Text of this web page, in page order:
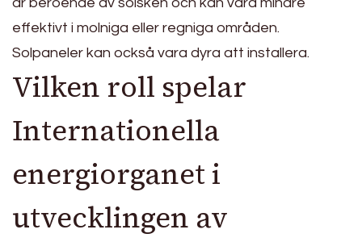
effektivt i molniga eller regniga områden.
Solpaneler kan också vara dyra att installera.
Vilken roll spelar
Internationella
energiorganet i
utvecklingen av